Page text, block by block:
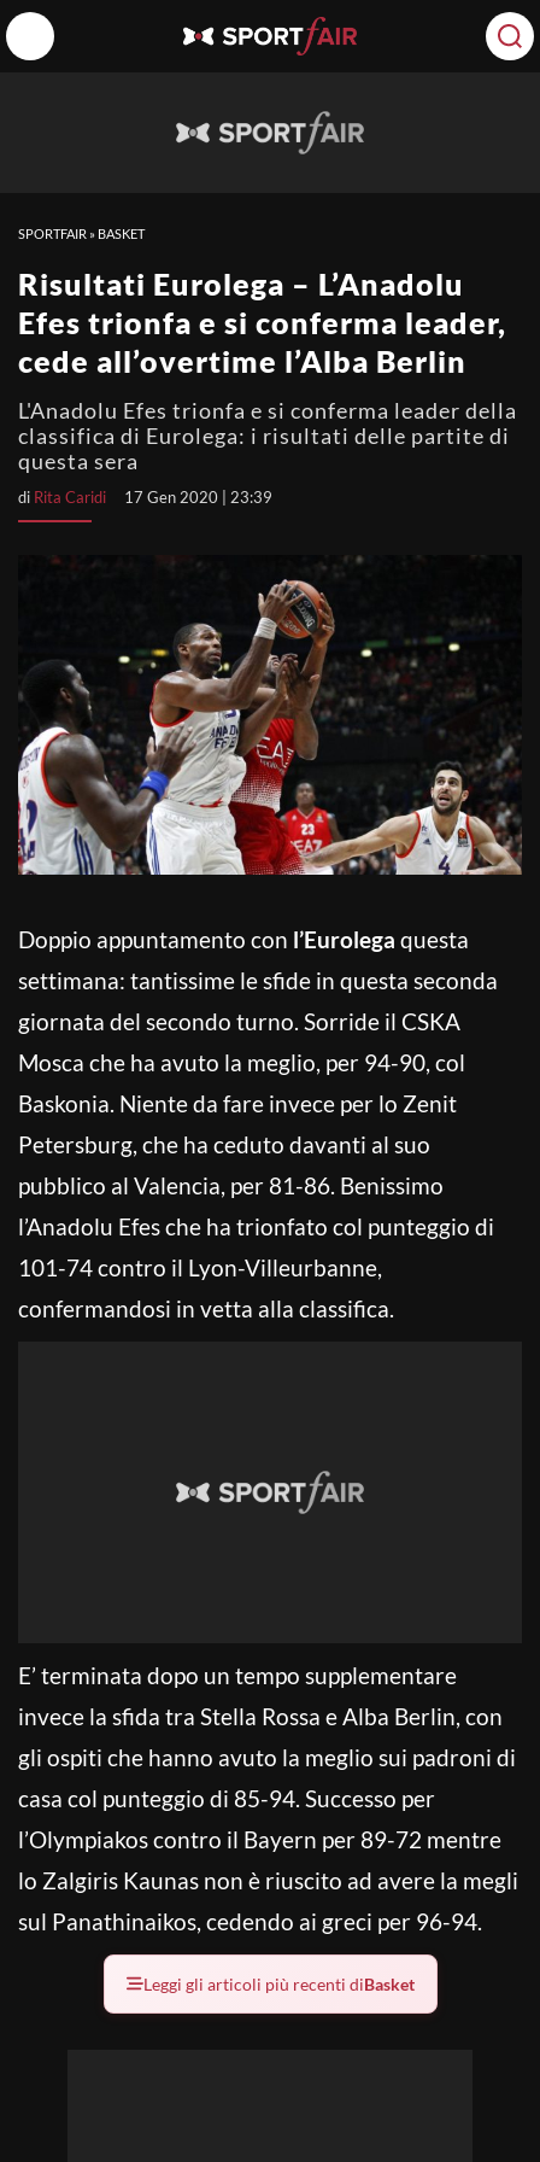
SPORTFAIR » BASKET
Risultati Eurolega – L’Anadolu
Efes trionfa e si conferma leader,
cede all’overtime l’Alba Berlin
L'Anadolu Efes trionfa e si conferma leader della
classifica di Eurolega: i risultati delle partite di
questa sera
di Rita Caridi 17 Gen 2020 | 23:39
Doppio appuntamento con l’Eurolega questa
settimana: tantissime le sfide in questa seconda
giornata del secondo turno. Sorride il CSKA
Mosca che ha avuto la meglio, per 94-90, col
Baskonia. Niente da fare invece per lo Zenit
Petersburg, che ha ceduto davanti al suo
pubblico al Valencia, per 81-86. Benissimo
l’Anadolu Efes che ha trionfato col punteggio di
101-74 contro il Lyon-Villeurbanne,
confermandosi in vetta alla classifica.
E’ terminata dopo un tempo supplementare
invece la sfida tra Stella Rossa e Alba Berlin, con
gli ospiti che hanno avuto la meglio sui padroni di
casa col punteggio di 85-94. Successo per
l’Olympiakos contro il Bayern per 89-72 mentre
lo Zalgiris Kaunas non è riuscito ad avere la megli
sul Panathinaikos, cedendo ai greci per 96-94.
Leggi gli articoli più recenti diBasket